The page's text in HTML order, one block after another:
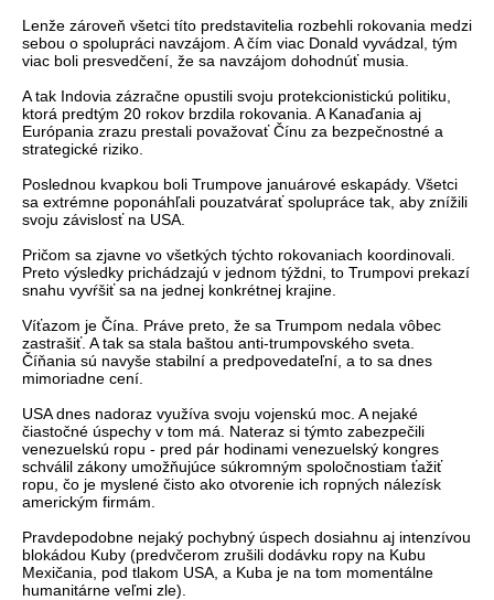
Lenže zároveň všetci títo predstavitelia rozbehli rokovania medzi
sebou o spolupráci navzájom. A čím viac Donald vyvádzal, tým
viac boli presvedčení, že sa navzájom dohodnúť musia.
A tak Indovia zázračne opustili svoju protekcionistickú politiku,
ktorá predtým 20 rokov brzdila rokovania. A Kanaďania aj
Európania zrazu prestali považovať Čínu za bezpečnostné a
strategické riziko.
Poslednou kvapkou boli Trumpove januárové eskapády. Všetci
sa extrémne poponáhľali pouzatvárať spolupráce tak, aby znížili
svoju závislosť na USA.
Pričom sa zjavne vo všetkých týchto rokovaniach koordinovali.
Preto výsledky prichádzajú v jednom týždni, to Trumpovi prekazí
snahu vyvŕšiť sa na jednej konkrétnej krajine.
Víťazom je Čína. Práve preto, že sa Trumpom nedala vôbec
zastrašiť. A tak sa stala baštou anti-trumpovského sveta.
Číňania sú navyše stabilní a predpovedateľní, a to sa dnes
mimoriadne cení.
USA dnes nadoraz využíva svoju vojenskú moc. A nejaké
čiastočné úspechy v tom má. Nateraz si týmto zabezpečili
venezuelskú ropu - pred pár hodinami venezuelský kongres
schválil zákony umožňujúce súkromným spoločnostiam ťažiť
ropu, čo je myslené čisto ako otvorenie ich ropných nálezísk
americkým firmám.
Pravdepodobne nejaký pochybný úspech dosiahnu aj intenzívou
blokádou Kuby (predvčerom zrušili dodávku ropy na Kubu
Mexičania, pod tlakom USA, a Kuba je na tom momentálne
humanitárne veľmi zle).